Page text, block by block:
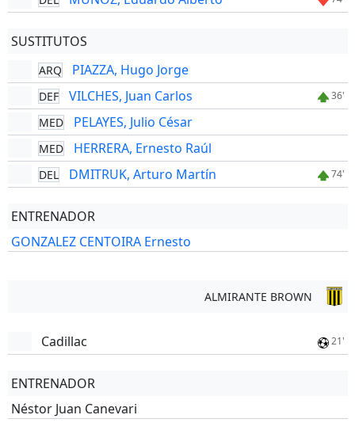
SUSTITUTOS
ARQ PIAZZA, Hugo Jorge
DEF VILCHES, Juan Carlos 36'
MED PELAYES, Julio César
MED HERRERA, Ernesto Raúl
DEL DMITRUK, Arturo Martín 74'
ENTRENADOR
GONZALEZ CENTOIRA Ernesto
ALMIRANTE BROWN
Cadillac 21'
ENTRENADOR
Néstor Juan Canevari